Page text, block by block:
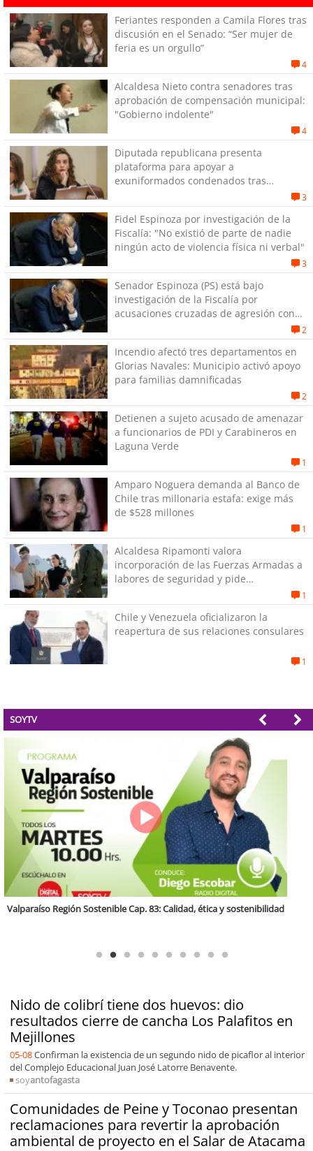
Feriantes responden a Camila Flores tras
discusión en el Senado: “Ser mujer de
feria es un orgullo”
4
Alcaldesa Nieto contra senadores tras
aprobación de compensación municipal:
"Gobierno indolente"
4
Diputada republicana presenta
plataforma para apoyar a
exuniformados condenados tras
3
Fidel Espinoza por investigación de la
Fiscalía: "No existió de parte de nadie
ningún acto de violencia física ni verbal"
3
Senador Espinoza (PS) está bajo
investigación de la Fiscalía por
acusaciones cruzadas de agresión con
2
Incendio afectó tres departamentos en
Glorias Navales: Municipio activó apoyo
para familias damnificadas
2
Detienen a sujeto acusado de amenazar
a funcionarios de PDI y Carabineros en
Laguna Verde
1
Amparo Noguera demanda al Banco de
Chile tras millonaria estafa: exige más
de $528 millones
1
Alcaldesa Ripamonti valora
incorporación de las Fuerzas Armadas a
labores de seguridad y pide
1
Chile y Venezuela oficializaron la
reapertura de sus relaciones consulares
1
SOYTV
Nido de colibrí tiene dos huevos: dio
resultados cierre de cancha Los Palafitos en
Mejillones
05-08Confirman la existencia de un segundo nido de picaflor al interior
del Complejo Educacional Juan José Latorre Benavente.
soyantofagasta
Comunidades de Peine y Toconao presentan
reclamaciones para revertir la aprobación
ambiental de proyecto en el Salar de Atacama